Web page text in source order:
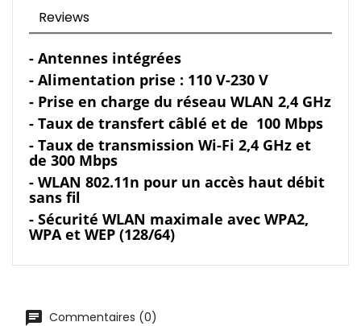
Reviews
- Antennes intégrées
- Alimentation prise : 110 V-230 V
- Prise en charge du réseau WLAN 2,4 GHz
- Taux de transfert câblé et de 100 Mbps
- Taux de transmission Wi-Fi 2,4 GHz et
de 300 Mbps
- WLAN 802.11n pour un accès haut débit
sans fil
- Sécurité WLAN maximale avec WPA2,
WPA et WEP (128/64)
Commentaires (0)